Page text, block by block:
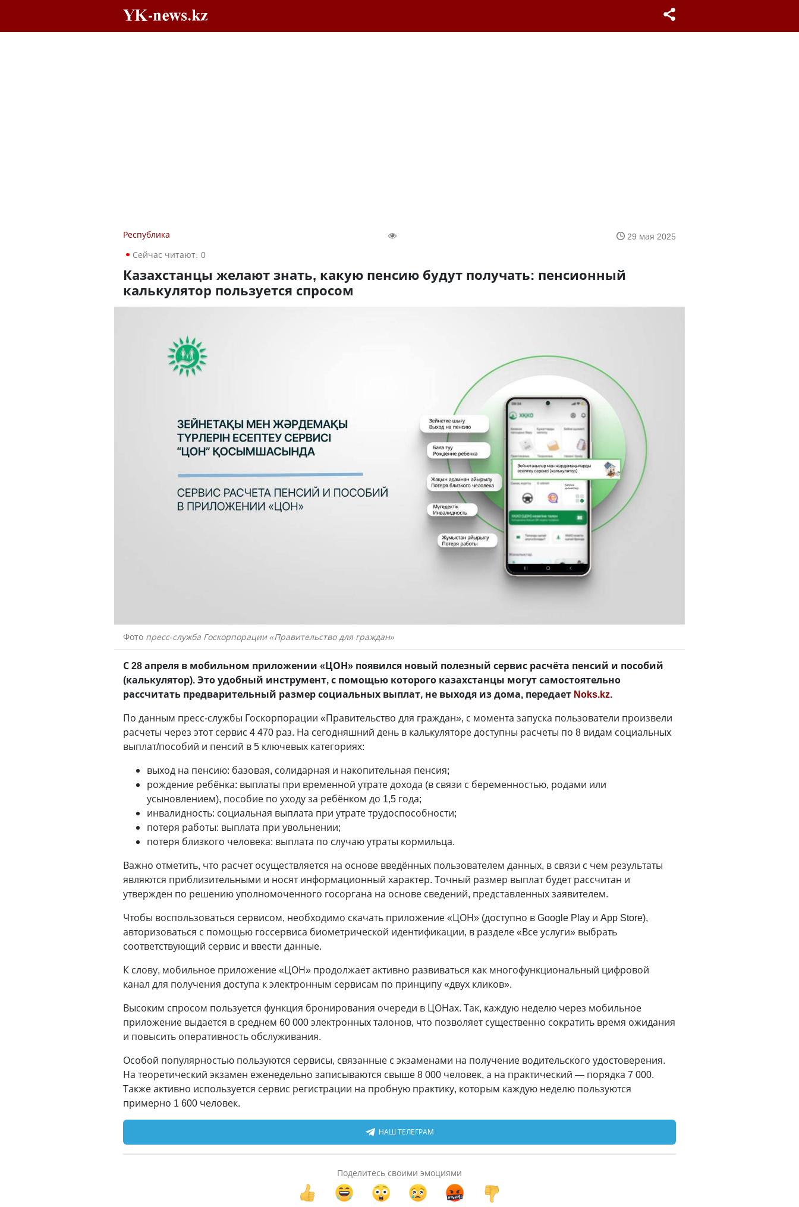
Республика
29 мая 2025
Сейчас читают: 0
Казахстанцы желают знать, какую пенсию будут получать: пенсионный
калькулятор пользуется спросом
Фото пресс-служба Госкорпорации «Правительство для граждан»
С 28 апреля в мобильном приложении «ЦОН» появился новый полезный сервис расчёта пенсий и пособий
(калькулятор). Это удобный инструмент, с помощью которого казахстанцы могут самостоятельно
рассчитать предварительный размер социальных выплат, не выходя из дома, передает Noks.kz.
По данным пресс-службы Госкорпорации «Правительство для граждан», с момента запуска пользователи произвели
расчеты через этот сервис 4 470 раз. На сегодняшний день в калькуляторе доступны расчеты по 8 видам социальных
выплат/пособий и пенсий в 5 ключевых категориях:
выход на пенсию: базовая, солидарная и накопительная пенсия;
рождение ребёнка: выплаты при временной утрате дохода (в связи с беременностью, родами или
усыновлением), пособие по уходу за ребёнком до 1,5 года;
инвалидность: социальная выплата при утрате трудоспособности;
потеря работы: выплата при увольнении;
потеря близкого человека: выплата по случаю утраты кормильца.
Важно отметить, что расчет осуществляется на основе введённых пользователем данных, в связи с чем результаты
являются приблизительными и носят информационный характер. Точный размер выплат будет рассчитан и
утвержден по решению уполномоченного госоргана на основе сведений, представленных заявителем.
Чтобы воспользоваться сервисом, необходимо скачать приложение «ЦОН» (доступно в Google Play и App Store),
авторизоваться с помощью госсервиса биометрической идентификации, в разделе «Все услуги» выбрать
соответствующий сервис и ввести данные.
К слову, мобильное приложение «ЦОН» продолжает активно развиваться как многофункциональный цифровой
канал для получения доступа к электронным сервисам по принципу «двух кликов».
Высоким спросом пользуется функция бронирования очереди в ЦОНах. Так, каждую неделю через мобильное
приложение выдается в среднем 60 000 электронных талонов, что позволяет существенно сократить время ожидания
и повысить оперативность обслуживания.
Особой популярностью пользуются сервисы, связанные с экзаменами на получение водительского удостоверения.
На теоретический экзамен еженедельно записываются свыше 8 000 человек, а на практический — порядка 7 000.
Также активно используется сервис регистрации на пробную практику, которым каждую неделю пользуются
примерно 1 600 человек.
НАШ ТЕЛЕГРАМ
Поделитесь своими эмоциями